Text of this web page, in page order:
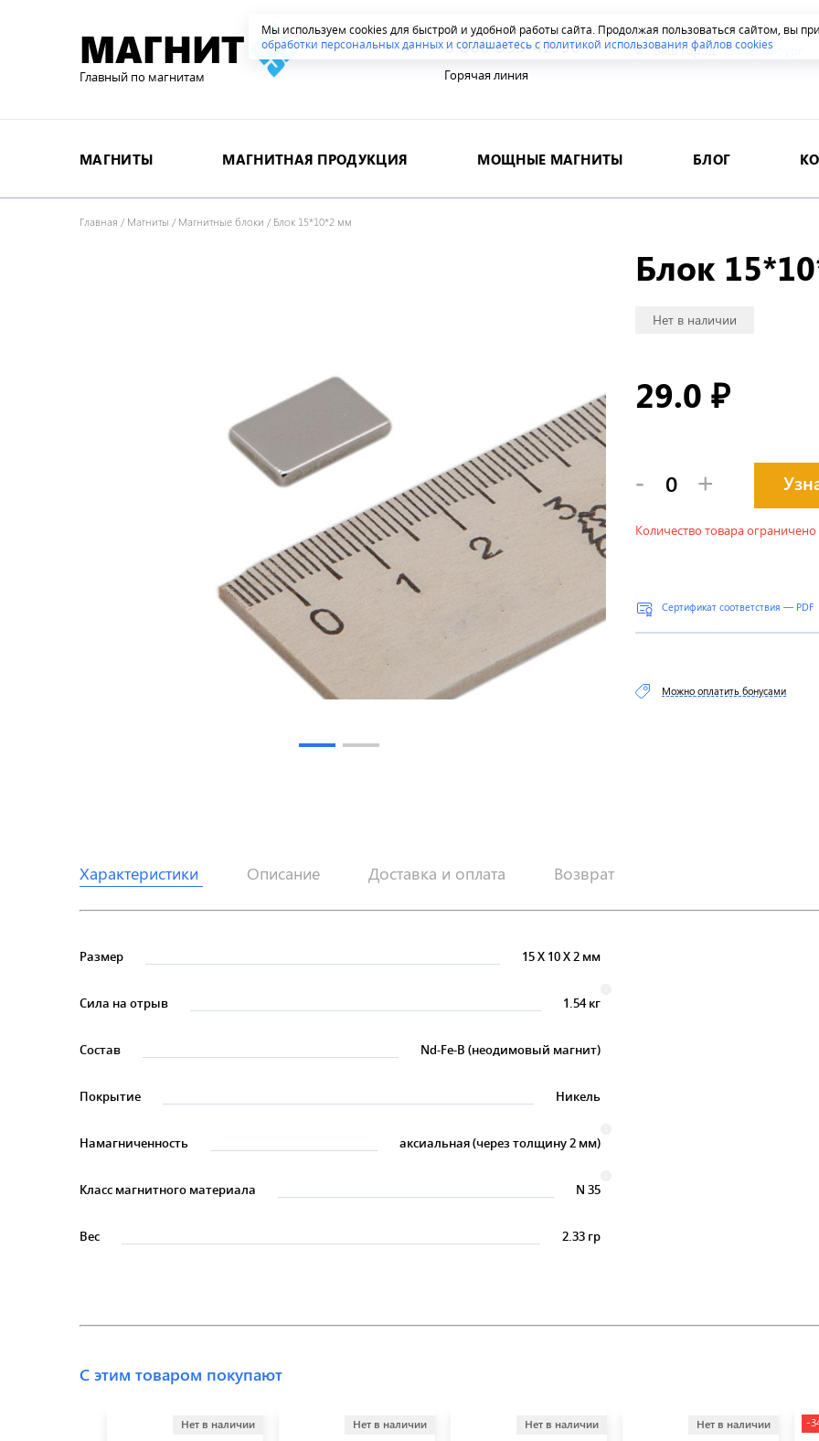
Мы используем cookies для быстрой и удобной работы сайта. Продолжая пользоваться сайтом, вы
обработки персональных данных и соглашаетесь с политикой использования файлов cookies
МАГНИТ
Главный по магнитам
8 800 555-42-96
Горячая линия
Ваш город: Екатеринбург
МАГНИТЫ МАГНИТНАЯ ПРОДУКЦИЯ МОЩНЫЕ МАГНИТЫ БЛОГ
Главная /Магниты /Магнитные блоки /Блок 15*10*2 мм
Блок
Нет в наличии
29.0 ₽
- +
Количество товара ограничено
Сертификат соответствия — PDF
Можно оплатить бонусами
Характеристики Описание Доставка и оплата Возврат
Размер 15X 10X2 мм
Сила на отрыв 1.54 кг
Состав Nd-Fe-B (неодимовый магнит)
Покрытие Никель
Намагниченность аксиальная (через толщину 2 мм)
Класс магнитного материала N 35
Вес 2.33 гр
С этим товаром покупают
Нет в наличии Нет в наличии Нет в наличии Нет в наличии -